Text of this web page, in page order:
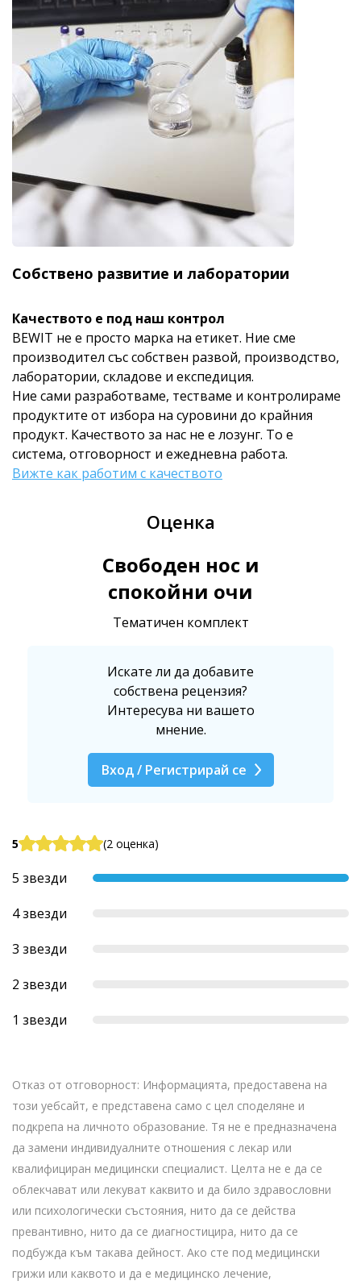
Собствено развитие и лаборатории
Качеството е под наш контрол
BEWIT не е просто марка на етикет. Ние сме
производител със собствен развой, производство,
лаборатории, складове и експедиция.
Ние сами разработваме, тестваме и контролираме
продуктите от избора на суровини до крайния
продукт. Качеството за нас не е лозунг. То е
система, отговорност и ежедневна работа.
Вижте как работим с качеството
Оценка
Свободен нос и
спокойни очи
Тематичен комплект
Искате ли да добавите
собствена рецензия?
Интересува ни вашето
мнение.
Вход / Регистрирай се
5 (2 оценка)
5 звезди
4 звезди
3 звезди
2 звезди
1 звезди
Отказ от отговорност: Информацията, предоставена на
този уебсайт, е представена само с цел споделяне и
подкрепа на личното образование. Тя не е предназначена
да замени индивидуалните отношения с лекар или
квалифициран медицински специалист. Целта не е да се
облекчават или лекуват каквито и да било здравословни
или психологически състояния, нито да се действа
превантивно, нито да се диагностицира, нито да се
подбужда към такава дейност. Ако сте под медицински
грижи или каквото и да е медицинско лечение,